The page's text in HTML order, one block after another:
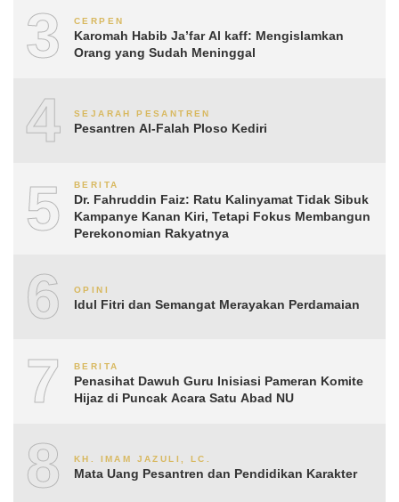
3 CERPEN
Karomah Habib Ja’far Al kaff: Mengislamkan
Orang yang Sudah Meninggal
4 SEJARAH PESANTREN
Pesantren Al-Falah Ploso Kediri
5 BERITA
Dr. Fahruddin Faiz: Ratu Kalinyamat Tidak Sibuk
Kampanye Kanan Kiri, Tetapi Fokus Membangun
Perekonomian Rakyatnya
6 OPINI
Idul Fitri dan Semangat Merayakan Perdamaian
7 BERITA
Penasihat Dawuh Guru Inisiasi Pameran Komite
Hijaz di Puncak Acara Satu Abad NU
8 KH. IMAM JAZULI, LC.
Mata Uang Pesantren dan Pendidikan Karakter